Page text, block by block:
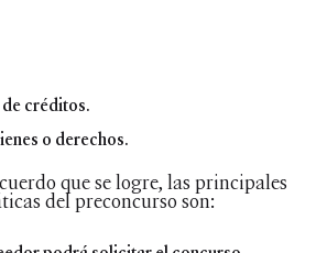
créditos.
o derechos.
que se logre, las principales
del preconcurso son: